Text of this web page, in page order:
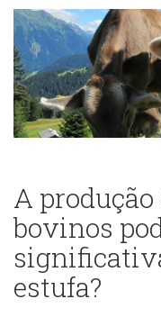
A
bovinos
estufa?